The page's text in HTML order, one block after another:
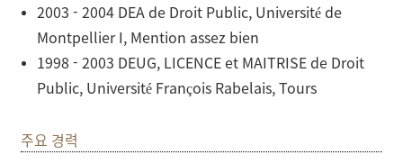
2003 - 2004 DEA de Droit Public, Université de
Montpellier I, Mention assez bien
1998 - 2003 DEUG, LICENCE et MAITRISE de Droit
Public, Université François Rabelais, Tours
주요 경력